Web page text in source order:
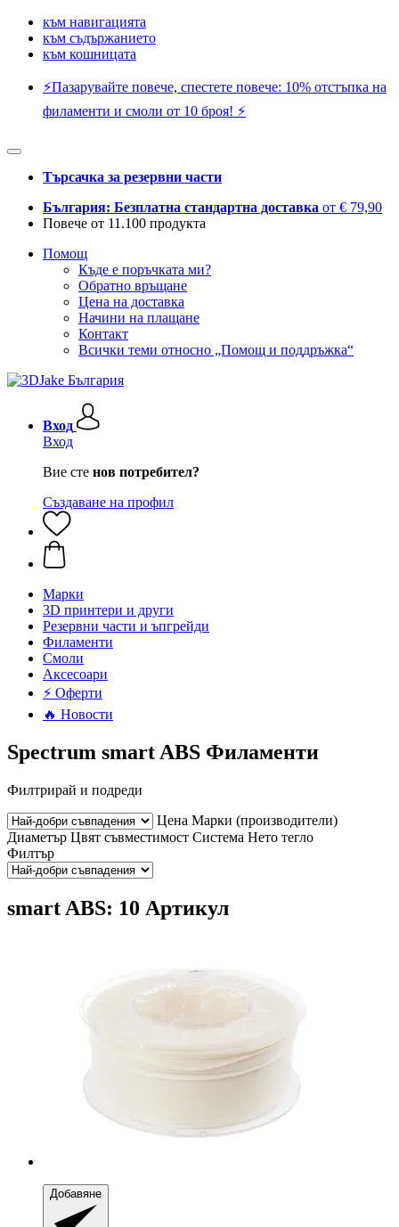
към навигацията
към съдържанието
към кошницата
⚡️Пазарувайте повече, спестете повече: 10% отстъпка на
филаменти и смоли от 10 броя! ⚡️
Търсачка за резервни части
България: Безплатна стандартна доставка от € 79,90
Повече от 11.100 продукта
Помощ
Къде е поръчката ми?
Обратно връщане
Цена на доставка
Начини на плащане
Контакт
Всички теми относно „Помощ и поддръжка“
Вход
Вход
Вие сте нов потребител?
Създаване на профил
Mарки
3D принтери и други
Резервни части и ъпгрейди
Филаменти
Смоли
Аксесоари
⚡ Оферти
🔥 Новости
Spectrum smart ABS Филаменти
Филтрирай и подреди
Цена Марки (производители)
Диаметър Цвят съвместимост Система Нето тегло
Филтър
smart ABS: 10 Артикул
Добавяне